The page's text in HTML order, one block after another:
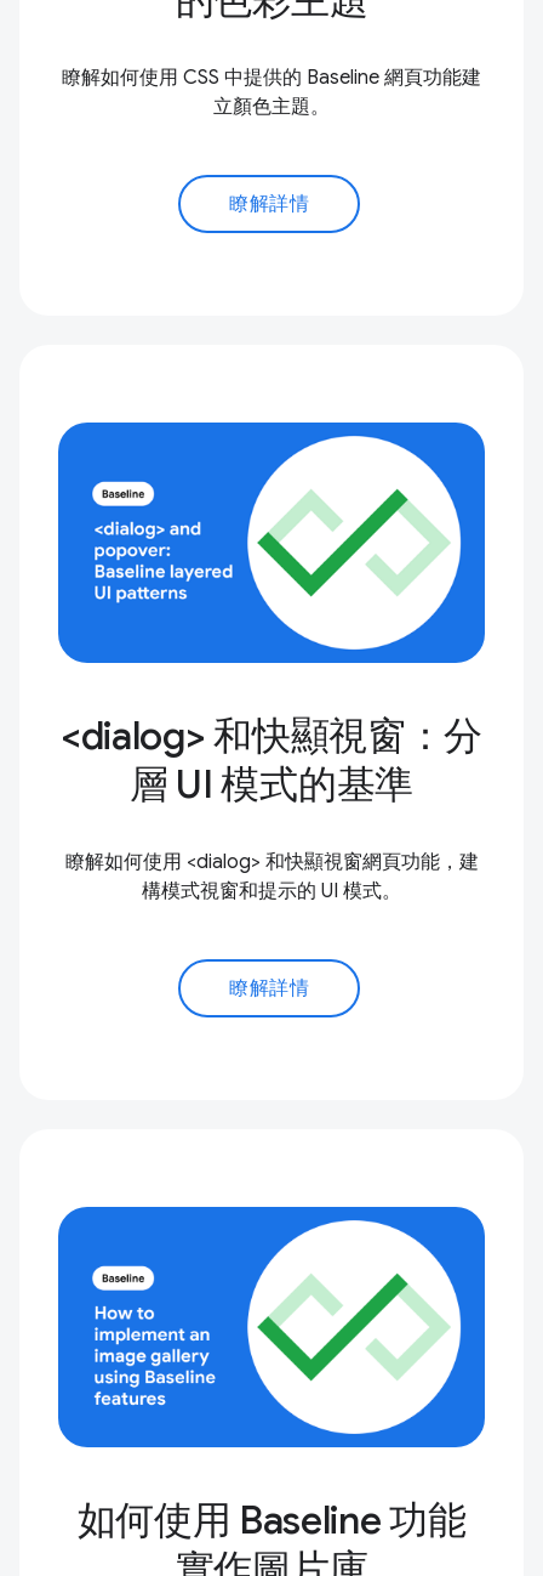
瞭解如何使用 CSS 中提供的 Baseline 網頁功能建
立顏色主題。
瞭解詳情
<dialog> 和快顯視窗：分
層 UI 模式的基準
瞭解如何使用 <dialog> 和快顯視窗網頁功能，建
構模式視窗和提示的 UI 模式。
瞭解詳情
如何使用 Baseline 功能